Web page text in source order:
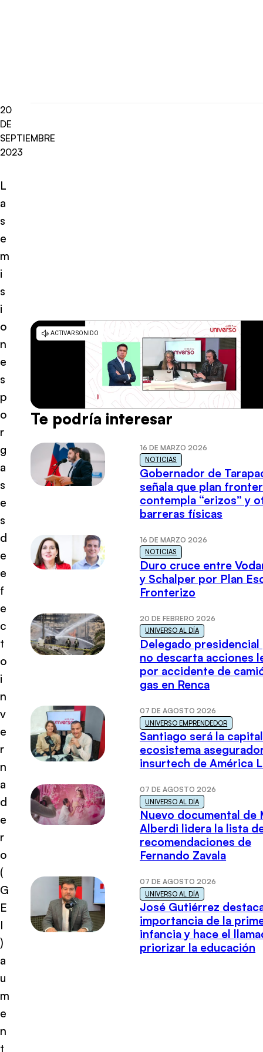
20
DE
SEPTIEMBRE
2023
L
a
s
e
m
i
s
i
o
n
e
s
p
o
r
g
a
s
e
s
d
e
e
f
e
c
t
o
i
n
v
e
r
n
a
d
e
r
o
(
G
E
I
)
a
u
m
e
n
t
Te podría interesar
16 DE MARZO 2026
NOTICIAS
Gobernador de
señala que plan
contempla “erizos” y
barreras físicas
16 DE MARZO 2026
NOTICIAS
Duro cruce entre
y Schalper por Plan
Fronterizo
20 DE FEBRERO 2026
UNIVERSO AL DÍA
Delegado presidencial
no descarta acciones
por accidente de
gas en Renca
07 DE AGOSTO 2026
UNIVERSO EMPRENDEDOR
Santiago será la
ecosistema
insurtech de América
07 DE AGOSTO 2026
UNIVERSO AL DÍA
Nuevo documental de
Alberdi lidera la lista
recomendaciones de
Fernando Zavala
07 DE AGOSTO 2026
UNIVERSO AL DÍA
José Gutiérrez
importancia de la
infancia y hace el
priorizar la educación